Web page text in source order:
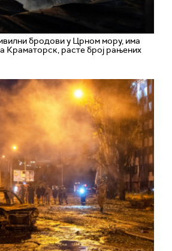
бродови у Црном мору, има
Краматорск, расте број рањених